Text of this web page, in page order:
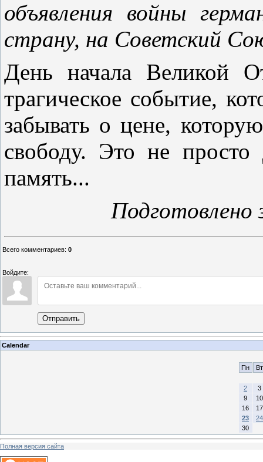
объявления войны
страну, на Советский
День начала Великой
трагическое событие,
забывать о цене,
свободу. Это не
память...
Всего комментариев: 0
Войдите:
Отправить
Calendar
Пн Вт
2
3
9
10
16
17
23
24
30
Полная версия сайта